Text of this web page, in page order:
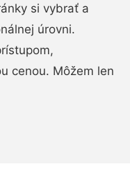
si vybrať a
úrovni.
cenou. Môžem len